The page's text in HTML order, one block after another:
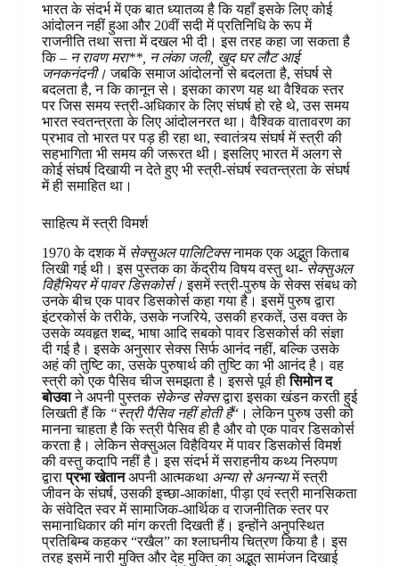
भारत के संदर्भ में एक बात ध्यातव्य है कि यहाँ इसके लिए कोई
आंदोलन नहीं हुआ और 20वीं सदी में प्रतिनिधि के रूप में
राजनीति तथा सत्ता में दखल भी दी। इस तरह कहा जा सकता है
कि– न रावण मरा**, न लंका जली, खुद घर लौट आई
जनकनंदनी। जबकि समाज आंदोलनों से बदलता है, संघर्ष से
बदलता है, न कि कानून से। इसका कारण यह था वैश्विक स्तर
पर जिस समय स्त्री-अधिकार के लिए संघर्ष हो रहे थे, उस समय
भारत स्वतन्त्रता के लिए आंदोलनरत था। वैश्विक वातावरण का
प्रभाव तो भारत पर पड़ ही रहा था, स्वातंत्र्य संघर्ष में स्त्री की
सहभागिता भी समय की जरूरत थी। इसलिए भारत में अलग से
कोई संघर्ष दिखायी न देते हुए भी स्त्री-संघर्ष स्वतन्त्रता के संघर्ष
में ही समाहित था।
साहित्य में स्त्री विमर्श
1970 के दशक में सेक्सुअल पालिटिक्सनामक एक अद्भुत किताब
लिखी गई थी। इस पुस्तक का केंद्रीय विषय वस्तु था- सेक्सुअल
विहैभियर में पावर डिसकोर्स। इसमें स्त्री-पुरुष के सेक्स संबध को
उनके बीच एक पावर डिसकोर्स कहा गया है। इसमें पुरुष द्वारा
इंटरकोर्स के तरीके, उसके नजरिये, उसकी हरकतें, उस वक्त के
उसके व्यवहृत शब्द, भाषा आदि सबको पावर डिसकोर्स की संज्ञा
दी गई है। इसके अनुसार सेक्स सिर्फ आनंद नहीं, बल्कि उसके
अहं की तुष्टि का, उसके पुरुषार्थ की तुष्टि का भी आनंद है। वह
स्त्री को एक पैसिव चीज समझता है। इससे पूर्व हीसिमोन द
बोउवाने अपनी पुस्तक सेकेन्ड सेक्सद्वारा इसका खंडन करती हुई
लिखती हैं कि “स्त्री पैसिव नहीं होती हैं“। लेकिन पुरुष उसी को
मानना चाहता है कि स्त्री पैसिव ही है और वो एक पावर डिसकोर्स
करता है। लेकिन सेक्सुअल विहैवियर में पावर डिसकोर्स विमर्श
की वस्तु कदापि नहीं है। इस संदर्भ में सराहनीय कथ्य निरुपण
द्वाराप्रभा खेतानअपनी आत्मकथा अन्या से अनन्यामें स्त्री
जीवन के संघर्ष, उसकी इच्छा-आकांक्षा, पीड़ा एवं स्त्री मानसिकता
के संवेदित स्वर में सामाजिक-आर्थिक व राजनीतिक स्तर पर
समानाधिकार की मांग करती दिखती हैं। इन्होंने अनुपस्थित
प्रतिबिम्ब कहकर “रखैल” का श्लाघनीय चित्रण किया है। इस
तरह इसमें नारी मुक्ति और देह मुक्ति का अद्भुत सामंजन दिखाई